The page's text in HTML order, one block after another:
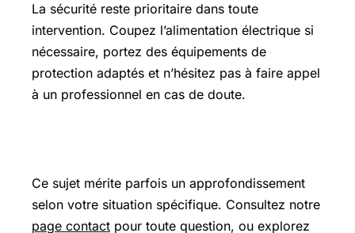
La sécurité reste prioritaire dans toute
intervention. Coupez l’alimentation électrique si
nécessaire, portez des équipements de
protection adaptés et n’hésitez pas à faire appel
à un professionnel en cas de doute.
Ce sujet mérite parfois un approfondissement
selon votre situation spécifique. Consultez notre
page contact pour toute question, ou explorez